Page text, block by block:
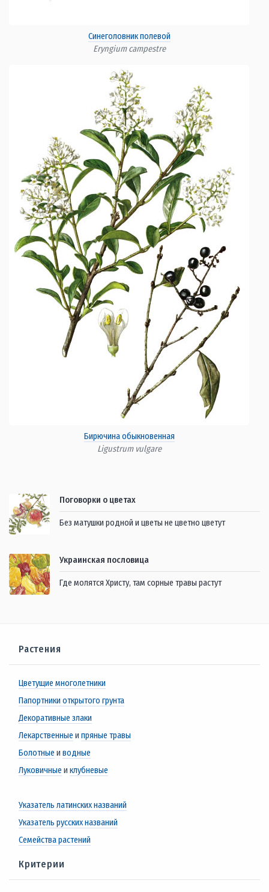
Синеголовник полевой
Eryngium campestre
Бирючина обыкновенная
Ligustrum vulgare
Поговорки о цветах
Без матушки родной и цветы не цветно цветут
Украинская пословица
Где молятся Христу, там сорные травы растут
Растения
Цветущие многолетники
Папортники открытого грунта
Декоративные злаки
Лекарственные и пряные травы
Болотные и водные
Луковичные и клубневые
Указатель латинских названий
Указатель русских названий
Семейства растений
Критерии